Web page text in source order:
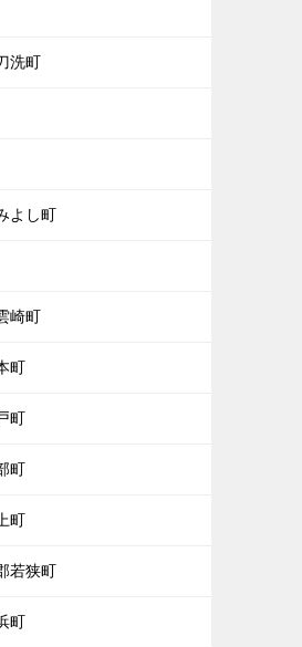
洗町
よし町
崎町
町
町
町
町
若狭町
町